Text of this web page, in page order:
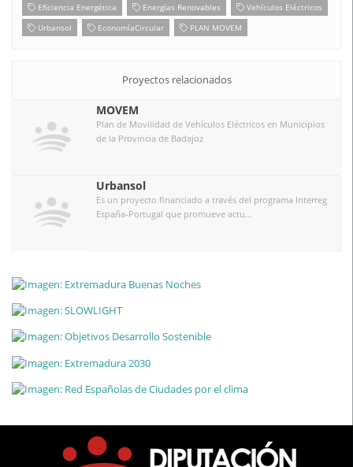
Eficiencia Energética Energías Renovables
Vehículos Eléctricos
Urbansol
EconomíaCircular PLAN MOVEM
Proyectos relacionados
MOVEM
Plan de Movilidad de Vehículos Eléctricos en Municipios
de la Provincia de Badajoz
Urbansol
Es un proyecto financiado a través del programa Interreg
España-Portugal que promueve actu...